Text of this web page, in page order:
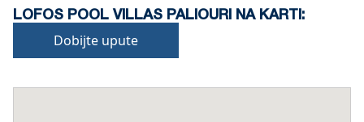
LOFOS POOL VILLAS PALIOURI NA KARTI:
Dobijte upute